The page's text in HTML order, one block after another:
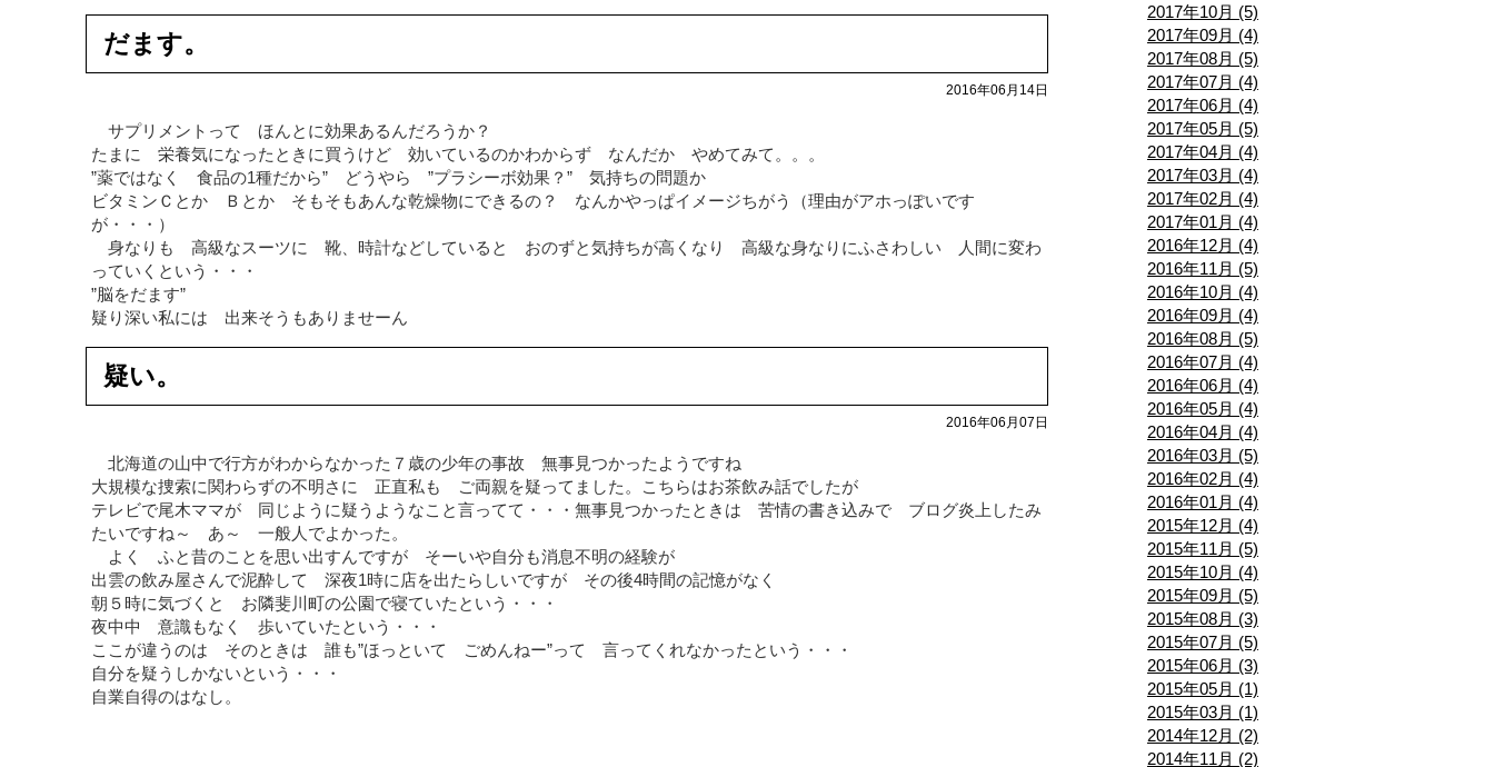
だます。
2016年06月14日
サプリメントって ほんとに効果あるんだろうか？
たまに 栄養気になったときに買うけど 効いているのかわからず なんだか やめてみて。。。
”薬ではなく 食品の1種だから” どうやら ”プラシーボ効果？” 気持ちの問題か
ビタミンＣとか Ｂとか そもそもあんな乾燥物にできるの？ なんかやっぱイメージちがう（理由がアホっぽいです
が・・・）
身なりも 高級なスーツに 靴、時計などしていると おのずと気持ちが高くなり 高級な身なりにふさわしい 人間に変わ
っていくという・・・
”脳をだます”
疑り深い私には 出来そうもありませーん
疑い。
2016年06月07日
北海道の山中で行方がわからなかった７歳の少年の事故 無事見つかったようですね
大規模な捜索に関わらずの不明さに 正直私も ご両親を疑ってました。こちらはお茶飲み話でしたが
テレビで尾木ママが 同じように疑うようなこと言ってて・・・無事見つかったときは 苦情の書き込みで ブログ炎上したみ
たいですね～ あ～ 一般人でよかった。
よく ふと昔のことを思い出すんですが そーいや自分も消息不明の経験が
出雲の飲み屋さんで泥酔して 深夜1時に店を出たらしいですが その後4時間の記憶がなく
朝５時に気づくと お隣斐川町の公園で寝ていたという・・・
夜中中 意識もなく 歩いていたという・・・
ここが違うのは そのときは 誰も”ほっといて ごめんねー”って 言ってくれなかったという・・・
自分を疑うしかないという・・・
自業自得のはなし。
2017年10月 (5)
2017年09月 (4)
2017年08月 (5)
2017年07月 (4)
2017年06月 (4)
2017年05月 (5)
2017年04月 (4)
2017年03月 (4)
2017年02月 (4)
2017年01月 (4)
2016年12月 (4)
2016年11月 (5)
2016年10月 (4)
2016年09月 (4)
2016年08月 (5)
2016年07月 (4)
2016年06月 (4)
2016年05月 (4)
2016年04月 (4)
2016年03月 (5)
2016年02月 (4)
2016年01月 (4)
2015年12月 (4)
2015年11月 (5)
2015年10月 (4)
2015年09月 (5)
2015年08月 (3)
2015年07月 (5)
2015年06月 (3)
2015年05月 (1)
2015年03月 (1)
2014年12月 (2)
2014年11月 (2)